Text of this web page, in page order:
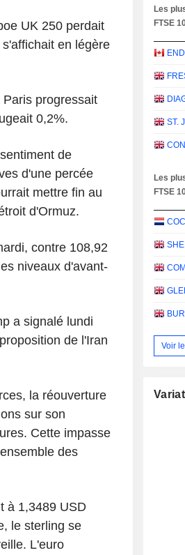
UK 250 perdait
en légère
progressait
0,2%.
de
d'une percée
mettre fin au
d'Ormuz.
contre 108,92
niveaux d'avant-
a signalé lundi
de l'Iran
la réouverture
sur son
Cette impasse
des
à 1,3489 USD
le sterling se
L'euro
Les
FTSE
Les
FTSE
Voir